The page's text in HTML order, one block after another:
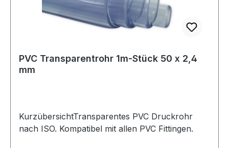
PVC Transparentrohr 1m-Stück 50 x 2,4
mm
KurzübersichtTransparentes PVC Druckrohr
nach ISO. Kompatibel mit allen PVC Fittingen.